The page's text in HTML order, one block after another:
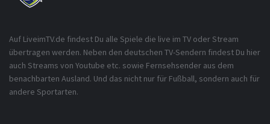
Auf LiveimTV.de findest Du alle Spiele die live im TV oder Stream
übertragen werden. Neben den deutschen TV-Sendern findest Du hier
auch Streams von Youtube etc. sowie Fernsehsender aus dem
benachbarten Ausland. Und das nicht nur für Fußball, sondern auch für
andere Sportarten.